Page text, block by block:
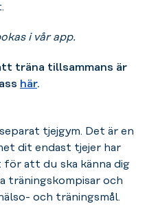
i vår app.
träna tillsammans är
här.
tjejgym. Det är en
dit endast tjejer har
för att du ska känna dig
träningskompisar och
och träningsmål.